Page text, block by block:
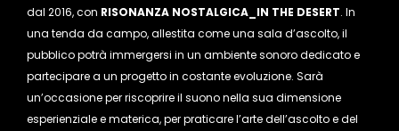
dal 2016, con RISONANZA NOSTALGICA_IN THE DESERT. In
una tenda da campo, allestita come una sala d’ascolto, il
pubblico potrà immergersi in un ambiente sonoro dedicato e
partecipare a un progetto in costante evoluzione. Sarà
un’occasione per riscoprire il suono nella sua dimensione
esperienziale e materica, per praticare l’arte dell’ascolto e del